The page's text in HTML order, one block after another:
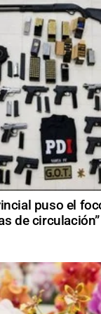
puso el
de circulación”